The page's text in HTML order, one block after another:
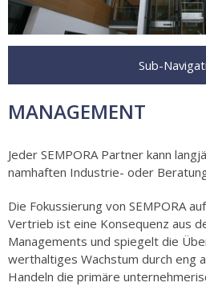
Sub-
MANAGEMENT
Jeder SEMPORA Partner kann
namhaften Industrie- oder
Die Fokussierung von SEMPORA
Vertrieb ist eine Konsequenz aus
Managements und spiegelt die
werthaltiges Wachstum durch eng
Handeln die primäre